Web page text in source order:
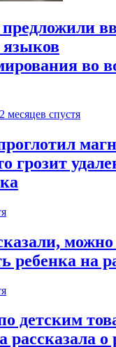
языков
во
месяцев спустя
грозит
ребенка на
детским
рассказала о